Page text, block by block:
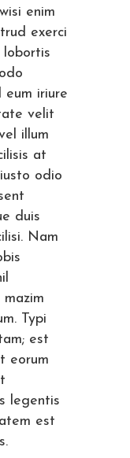
enim
exerci
lobortis
eum iriure
velit
illum
at
odio
duis
Nam
Typi
est
eorum
legentis
est